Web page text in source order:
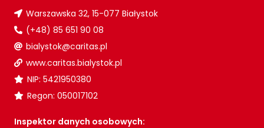
Warszawska 32, 15-077 Białystok
(+48) 85 651 90 08
bialystok@caritas.pl
www.caritas.bialystok.pl
NIP: 5421950380
Regon: 050017102
Inspektor danych osobowych: